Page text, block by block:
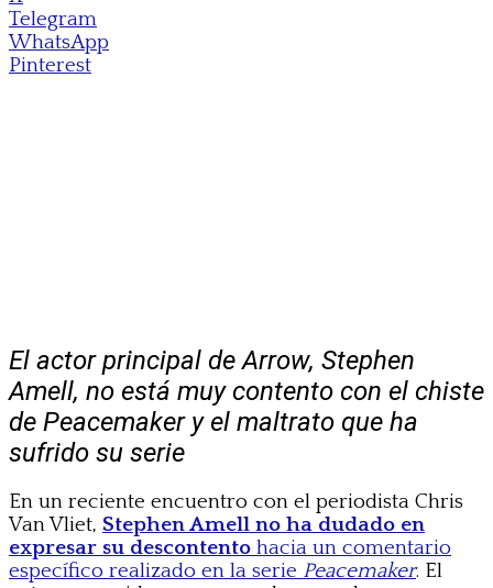
Telegram
WhatsApp
Pinterest
El actor principal de Arrow, Stephen
Amell, no está muy contento con el chiste
de Peacemaker y el maltrato que ha
sufrido su serie
En un reciente encuentro con el periodista Chris
Van Vliet, Stephen Amell no ha dudado en
expresar su descontento hacia un comentario
específico realizado en la serie Peacemaker. El